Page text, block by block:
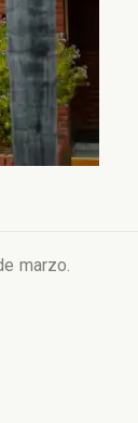
marzo.